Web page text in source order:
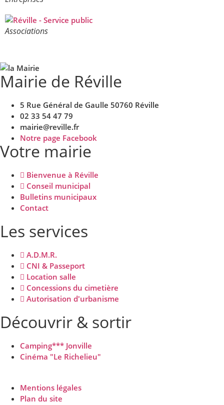
Associations
Mairie de Réville
5 Rue Général de Gaulle 50760 Réville
02 33 54 47 79
mairie@reville.fr
Notre page Facebook
Votre mairie
Bienvenue à Réville
Conseil municipal
Bulletins municipaux
Contact
Les services
A.D.M.R.
CNI & Passeport
Location salle
Concessions du cimetière
Autorisation d'urbanisme
Découvrir & sortir
Camping*** Jonville
Cinéma "Le Richelieu"
Mentions légales
Plan du site